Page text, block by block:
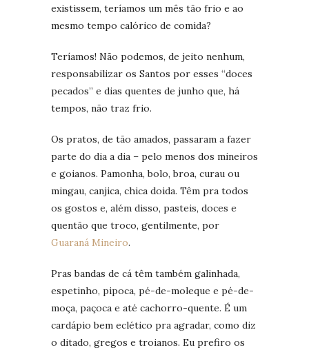
existissem, teríamos um mês tão frio e ao
mesmo tempo calórico de comida?
Teríamos! Não podemos, de jeito nenhum,
responsabilizar os Santos por esses “doces
pecados” e dias quentes de junho que, há
tempos, não traz frio.
Os pratos, de tão amados, passaram a fazer
parte do dia a dia – pelo menos dos mineiros
e goianos. Pamonha, bolo, broa, curau ou
mingau, canjica, chica doida. Têm pra todos
os gostos e, além disso, pasteis, doces e
quentão que troco, gentilmente, por
Guaraná Mineiro.
Pras bandas de cá têm também galinhada,
espetinho, pipoca, pé-de-moleque e pé-de-
moça, paçoca e até cachorro-quente. É um
cardápio bem eclético pra agradar, como diz
o ditado, gregos e troianos. Eu prefiro os